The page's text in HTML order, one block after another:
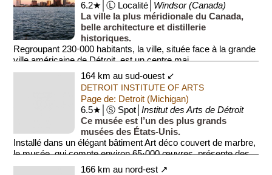
6.2★│Ⓛ Localité│ Windsor (Canada)
La ville la plus méridionale du Canada,
belle architecture et distillerie
historiques.
Regroupant 230·000 habitants, la ville, située face à la grande
ville américaine de Détroit, est un centre maj...
164 km au sud-ouest ↙
DETROIT INSTITUTE OF ARTS
Page de: Detroit (Michigan)
6.5★│Ⓢ Spot│Institut des Arts de Détroit
Ce musée est l’un des plus grands
musées des États-Unis.
Installé dans un élégant bâtiment Art déco couvert de marbre,
le musée, qui compte environ 65·000 œuvres, présente des
collections améri...166 km au nord-est ↗